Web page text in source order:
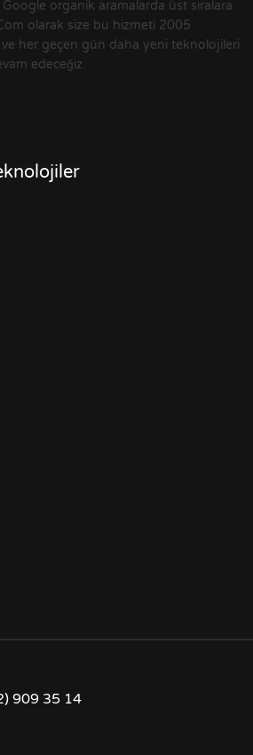
organik aramalarda üst sıralara
olarak size bu hizmeti 2005
ve her geçen gün daha yeni teknolojileri
edeceğiz.
909 35 14